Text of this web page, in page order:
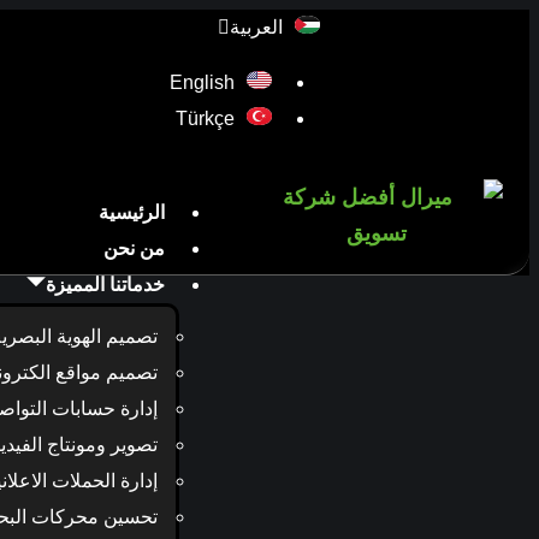
العربية
English
Türkçe
الرئيسية
من نحن
خدماتنا المميزة
تصميم الهوية
تصميم مواقع
إدارة حسابات
تصوير ومونتاج
إدارة الحملات
تحسين محركات